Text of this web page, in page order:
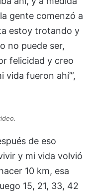
gente comenzó a
estoy trotando y
no puede ser,
felicidad y creo
vida fueron ahí’”,
de eso
y mi vida volvió
10 km, esa
15, 21, 33, 42